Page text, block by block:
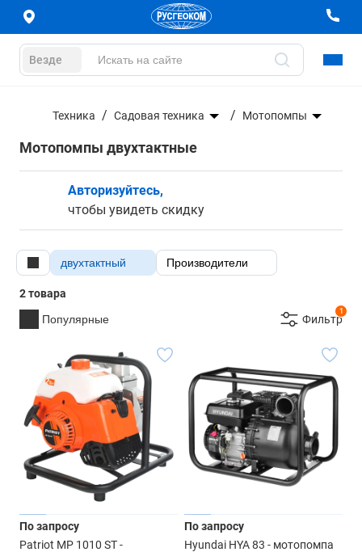
Везде
Техника Садовая техника Мотопомпы
Мотопомпы двухтактные
Авторизуйтесь,
чтобы увидеть скидку
двухтактный Производители
2 товара
Популярные
1
Фильтр
По запросу
Patriot MP 1010 ST -
По запросу
Hyundai HYA 83 - мотопомпа